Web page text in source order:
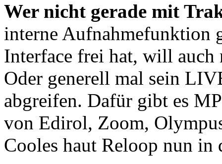
Wer nicht gerade mit
interne Aufnahmefunktion
Interface frei hat, will auch
Oder generell mal sein
abgreifen. Dafür gibt es
von Edirol, Zoom,
Cooles haut Reloop nun